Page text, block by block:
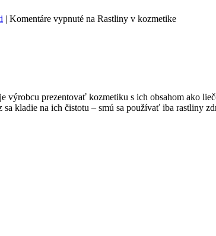
| Komentáre vypnuté na Rastliny v kozmetike
prezentovať kozmetiku s ich obsahom ako
kladie na ich čistotu – smú sa používať iba rastliny